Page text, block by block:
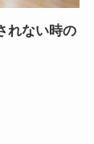
れない時の